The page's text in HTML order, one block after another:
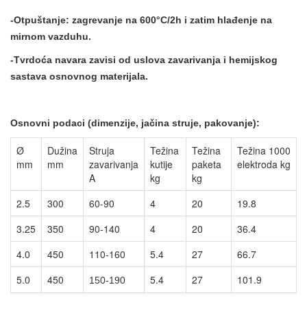
-Otpuštanje: zagrevanje na 600°C/2h i zatim hlađenje na
mirnom vazduhu.
-Tvrdoća navara zavisi od uslova zavarivanja i hemijskog
sastava osnovnog materijala.
Osnovni podaci (dimenzije, jačina struje, pakovanje):
Ø
mm
Dužina
mm
Struja
zavarivanja
A
Težina
kutije
kg
Težina
paketa
kg
Težina 1000
elektroda kg
2.5 300 60-90 4 20
19.8
3.25
350 90-140 4 20
36.4
4.0
450 110-160 5.4 27
66.7
5.0
450 150-190 5.4 27 101.9